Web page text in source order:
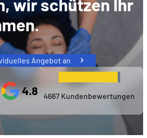
wir schützen Ihr
Angebot an
4.8 4667 Kundenbewertungen